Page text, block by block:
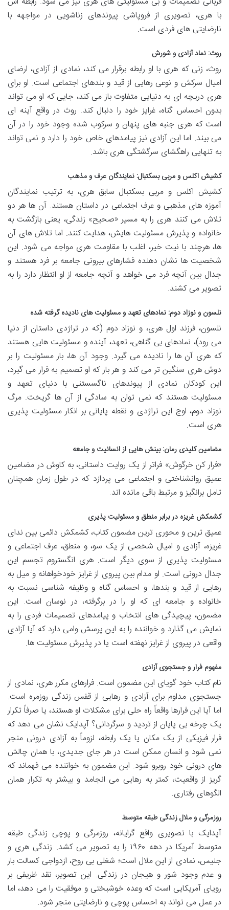
با هری، تصویری از فروپاشی پیوندهای زناشویی در مواجهه با
نارضایتی های فردی است.
روث: نماد آزادی و شورش
روث، زنی که هری با او رابطه برقرار می کند، نمادی از آزادی، ارضای
امیال سرکش و نوعی رهایی از قید و بندهای اجتماعی است. او برای
هری دریچه ای به دنیایی متفاوت باز می کند، جایی که او می تواند
بدون احساس گناه، غرایز خود را دنبال کند. روث در واقع آینه ای
است که هری جنبه های پنهان و سرکوب شده وجود خود را در آن
می بیند. اما این آزادی نیز پیامدهای خاص خود را دارد و نمی تواند
به تنهایی راهگشای سرگشتگی هری باشد.
کشیش اکلس و مربی بسکتبال: نمایندگان عرف و مذهب
کشیش اکلس و مربی بسکتبال سابق هری، به ترتیب نمایندگان
آموزه های مذهبی و عرف اجتماعی در داستان هستند. آن ها هر دو
تلاش می کنند هری را به مسیر «صحیح» زندگی، یعنی بازگشت به
خانواده و پذیرش مسئولیت هایش، هدایت کنند. اما تلاش های آن
ها، هرچند با نیت خیر، اغلب با مقاومت هری مواجه می شود. این
شخصیت ها نشان دهنده فشارهای بیرونی جامعه بر فرد هستند و
جدال بین آنچه فرد می خواهد و آنچه جامعه از او انتظار دارد را به
تصویر می کشند.
نلسون و نوزاد دوم: نمادهای تعهد و مسئولیت های نادیده گرفته شده
نلسون، فرزند اول هری، و نوزاد دوم (که در تراژدی داستان از دنیا
می رود)، نمادهای بی گناهی، تعهد، آینده و مسئولیت هایی هستند
که هری آن ها را نادیده می گیرد. وجود آن ها، بار مسئولیت را بر
دوش هری سنگین تر می کند و هر بار که او تصمیم به فرار می گیرد،
این کودکان نمادی از پیوندهای ناگسستنی با دنیای تعهد و
مسئولیت هستند که نمی توان به سادگی از آن ها گریخت. مرگ
نوزاد دوم، اوج این تراژدی و نقطه پایانی بر انکار مسئولیت پذیری
هری است.
مضامین کلیدی رمان: بینش هایی از انسانیت و جامعه
«فرار کن خرگوش» فراتر از یک روایت داستانی، به کاوش در مضامین
عمیق روانشناختی و اجتماعی می پردازد که در طول زمان همچنان
تامل برانگیز و مرتبط باقی مانده اند.
کشمکش غریزه در برابر منطق و مسئولیت پذیری
عمیق ترین و محوری ترین مضمون کتاب، کشمکش دائمی بین ندای
غریزه، آزادی و امیال شخصی از یک سو، و منطق، عرف اجتماعی و
مسئولیت پذیری از سوی دیگر است. هری انگستروم تجسم این
جدال درونی است. او مدام بین پیروی از غرایز خودخواهانه و میل به
رهایی از قید و بندها، و احساس گناه و وظیفه شناسی نسبت به
خانواده و جامعه ای که او را در برگرفته، در نوسان است. این
مضمون، پیچیدگی های انتخاب و پیامدهای تصمیمات فردی را به
نمایش می گذارد و خواننده را به این پرسش وامی دارد که آیا آزادی
واقعی در پیروی از غرایز نهفته است یا در پذیرش مسئولیت ها.
مفهوم فرار و جستجوی آزادی
نام کتاب خود گویای این مضمون است. فرارهای مکرر هری، نمادی از
جستجوی مداوم برای آزادی و رهایی از قفس زندگی روزمره است.
اما آیا این فرارها واقعاً راه حلی برای مشکلات او هستند، یا صرفاً تکرار
یک چرخه بی پایان از تردید و سرگردانی؟ آپدایک نشان می دهد که
فرار فیزیکی از یک مکان یا یک رابطه، لزوماً به آزادی درونی منجر
نمی شود و انسان ممکن است در هر جای جدیدی، با همان چالش
های درونی خود روبرو شود. این مضمون به خواننده می فهماند که
گریز از واقعیت، کمتر به رهایی می انجامد و بیشتر به تکرار همان
الگوهای رفتاری.
روزمرگی و ملال زندگی طبقه متوسط
آپدایک با تصویری واقع گرایانه، روزمرگی و پوچی زندگی طبقه
متوسط آمریکا در دهه ۱۹۶۰ را به تصویر می کشد. زندگی هری و
جنیس، نمادی از این ملال است؛ شغلی بی روح، ازدواجی کسالت بار
و عدم وجود شور و هیجان در زندگی. این تصویر، نقد ظریفی بر
رویای آمریکایی است که وعده خوشبختی و موفقیت را می دهد، اما
در عمل می تواند به احساس پوچی و نارضایتی منجر شود.